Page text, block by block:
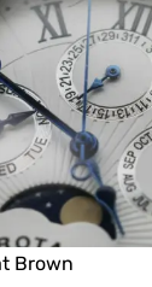
Brown